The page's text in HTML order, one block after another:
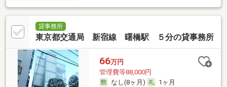
貸事務所
東京都交通局 新宿線 曙橋駅 ５分の貸事務所
66万円
管理費等88,000円
なし(8ヶ月)
1ヶ月